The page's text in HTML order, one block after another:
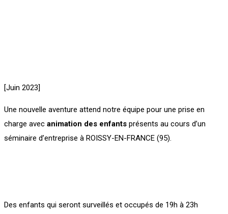
[Juin 2023]
Une nouvelle aventure attend notre équipe pour une prise en
charge avec animation des enfants présents au cours d’un
séminaire d’entreprise à ROISSY-EN-FRANCE (95).
Des enfants qui seront surveillés et occupés de 19h à 23h